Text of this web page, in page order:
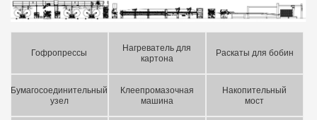
Гофропрессы
Нагреватель для
картона
Раскаты для бобин
Бумагосоединительный
узел
Клеепромазочная
машина
Накопительный
мост